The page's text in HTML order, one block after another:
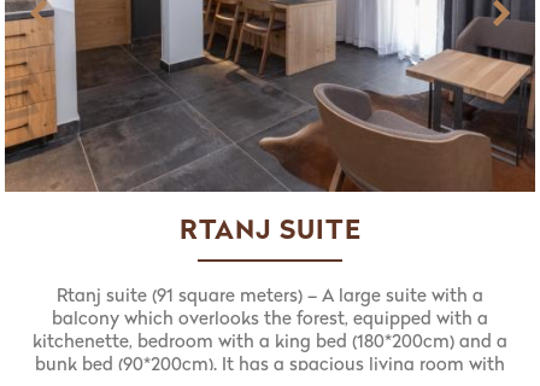
RTANJ SUITE
Rtanj suite (91 square meters) – A large suite with a
balcony which overlooks the forest, equipped with a
kitchenette, bedroom with a king bed (180*200cm) and a
bunk bed (90*200cm). It has a spacious living room with